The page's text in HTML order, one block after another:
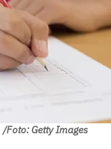
/Foto: Getty Images